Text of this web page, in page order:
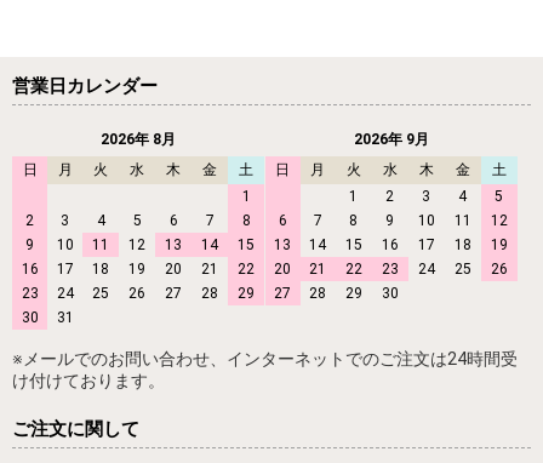
営業日カレンダー
2026年 8月
日
月 火 水 木 金
土
1
2
3 4 5 6 7
8
9
10 11 12 13 14
15
16
17 18 19 20 21
22
23
24 25 26 27 28
29
30
31
2026年 9月
日
月 火 水 木 金
土
1
2 3 4
5
6
7 8 9 10 11
12
13
14 15 16 17 18
19
20
21 22 23 24 25
26
27
28 29 30
※メールでのお問い合わせ、インターネットでのご注文は24時間受
け付けております。
ご注文に関して